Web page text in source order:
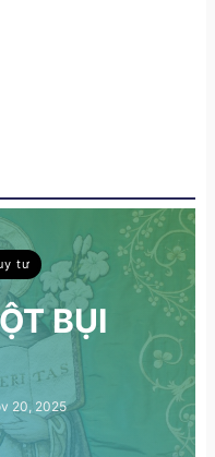
tư
BỤI
20, 2025